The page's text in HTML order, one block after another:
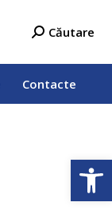
Search:
Căutare
Contacte
Contacte